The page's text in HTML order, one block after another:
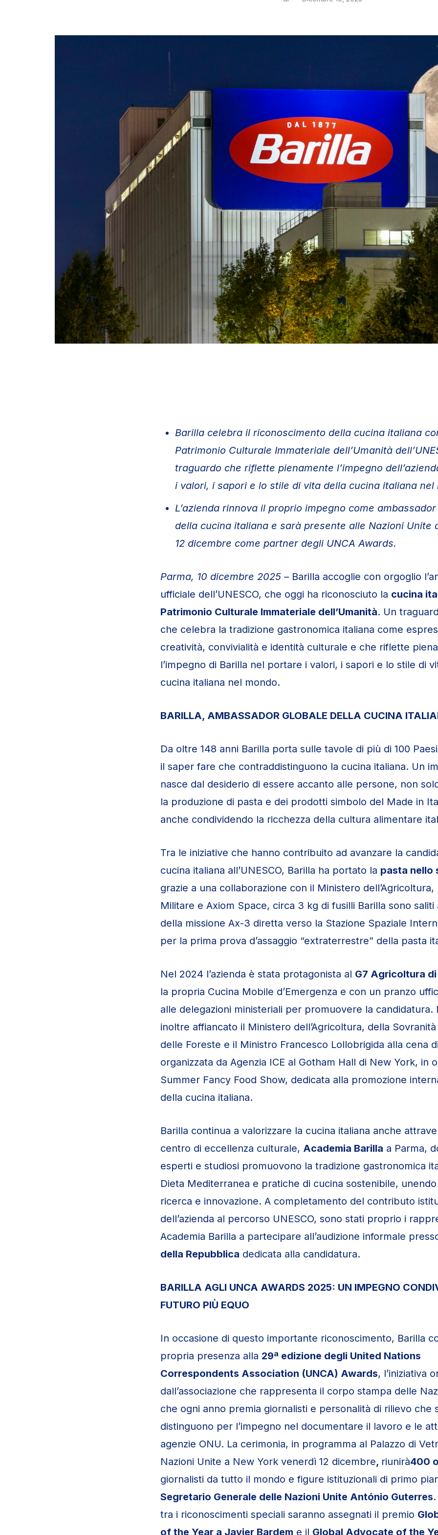
Barilla celebra il riconoscimento della cucina italiana
Patrimonio Culturale Immateriale dell’Umanità
traguardo che riflette pienamente l’impegno
i valori, i sapori e lo stile di vita della cucina italiana nel
L’azienda rinnova il proprio impegno come
della cucina italiana e sarà presente alle Nazioni Unite
12 dicembre come partner degli UNCA Awards.
Parma, 10 dicembre 2025 –Barilla accoglie con orgoglio
ufficiale dell’UNESCO, che oggi ha riconosciuto la cucina
Patrimonio Culturale Immateriale dell’Umanità. Un
che celebra la tradizione gastronomica italiana come
creatività, convivialità e identità culturale e che riflette
l’impegno di Barilla nel portare i valori, i sapori e lo stile di
cucina italiana nel mondo.
BARILLA, AMBASSADOR GLOBALE DELLA CUCINA
Da oltre 148 anni Barilla porta sulle tavole di più di 100
il saper fare che contraddistinguono la cucina italiana. Un
nasce dal desiderio di essere accanto alle persone, non
la produzione di pasta e dei prodotti simbolo del Made in
anche condividendo la ricchezza della cultura alimentare
Tra le iniziative che hanno contribuito ad avanzare la
cucina italiana all’UNESCO, Barilla ha portato la pasta nello
grazie a una collaborazione con il Ministero dell’Agricoltura,
Militare e Axiom Space, circa 3 kg di fusilli Barilla sono saliti
della missione Ax-3 diretta verso la Stazione Spaziale
per la prima prova d’assaggio “extraterrestre” della pasta
Nel 2024 l’azienda è stata protagonista al G7 Agricoltura
la propria Cucina Mobile d’Emergenza e con un pranzo
alle delegazioni ministeriali per promuovere la candidatura.
inoltre affiancato il Ministero dell’Agricoltura, della
delle Foreste e il Ministro Francesco Lollobrigida alla cena
organizzata da Agenzia ICE al Gotham Hall di New York, in
Summer Fancy Food Show, dedicata alla promozione
della cucina italiana.
Barilla continua a valorizzare la cucina italiana anche
centro di eccellenza culturale, Academia Barilla a Parma,
esperti e studiosi promuovono la tradizione gastronomica
Dieta Mediterranea e pratiche di cucina sostenibile,
ricerca e innovazione. A completamento del contributo
dell’azienda al percorso UNESCO, sono stati proprio i
Academia Barilla a partecipare all’audizione informale
della Repubblica dedicata alla candidatura.
BARILLA AGLI UNCA AWARDS 2025: UN IMPEGNO
FUTURO PIÙ EQUO
In occasione di questo importante riconoscimento, Barilla
propria presenza alla 29ª edizione degli United Nations
Correspondents Association (UNCA) Awards, l’iniziativa
dall’associazione che rappresenta il corpo stampa delle
che ogni anno premia giornalisti e personalità di rilievo che
distinguono per l’impegno nel documentare il lavoro e le
agenzie ONU. La cerimonia, in programma al Palazzo di
Nazioni Unite a New York venerdì 12 dicembre, riunirà400
giornalisti da tutto il mondo e figure istituzionali di primo
Segretario Generale delle Nazioni Unite António Guterres
tra i riconoscimenti speciali saranno assegnati il premio
of the Year a Javier Bardem e il Global Advocate of the